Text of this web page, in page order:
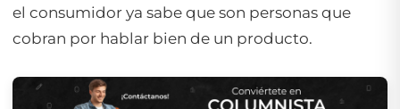
el consumidor ya sabe que son personas que
cobran por hablar bien de un producto.